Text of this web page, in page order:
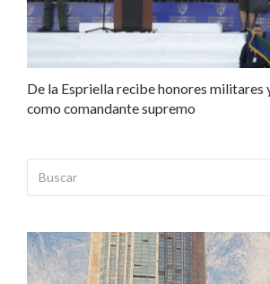
De la Espriella recibe honores militares
como comandante supremo